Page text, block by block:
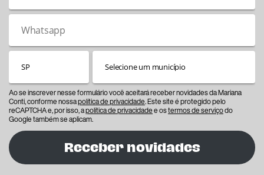
Ao se inscrever nesse formulário você aceitará receber novidades da Mariana
Conti, conforme nossapolítica de privacidade. Este site é protegido pelo
reCAPTCHA e, por isso, apolítica de privacidadee ostermos de serviçodo
Google também se aplicam.
Receber novidades